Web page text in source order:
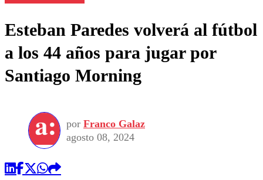
Esteban Paredes volverá al fútbol
a los 44 años para jugar por
Santiago Morning
por Franco Galaz
agosto 08, 2024